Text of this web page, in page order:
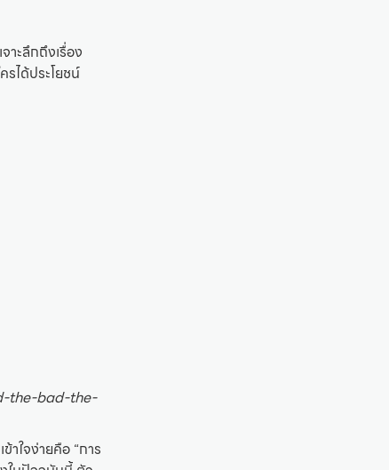
ะลึกถึงเรื่อง
รได้ประโยชน์
the-bad-the-
ใจง่ายคือ “การ